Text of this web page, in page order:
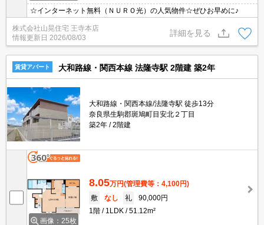
☆インターネット無料（ＮＵＲＯ光）の人気物件☆ぜひお早めに♪
株式会社山晃住宅 王寺本店
情報更新日 2026/08/03
詳細を見る
賃貸アパート 大和路線・関西本線 法隆寺駅 2階建 築2年
大和路線・関西本線/法隆寺駅 徒歩13分
奈良県生駒郡斑鳩町目安北２丁目
築2年
2階建
画像：25枚
8.05万円(管理費等：4,100円)
敷
なし 礼
90,000円
1階
1LDK 51.12m²